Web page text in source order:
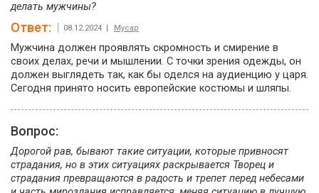
делать мужчины?
Ответ: 08.12.2024 | Мусар
Мужчина должен проявлять скромность и смирение в
своих делах, речи и мышлении. С точки зрения одежды, он
должен выглядеть так, как бы оделся на аудиенцию у царя.
Сегодня принято носить европейские костюмы и шляпы.
Вопрос:
Дорогой рав, бывают такие ситуации, которые привносят
страдания, но в этих ситуациях раскрывается Творец и
страдания превращаются в радость и трепет перед небесами